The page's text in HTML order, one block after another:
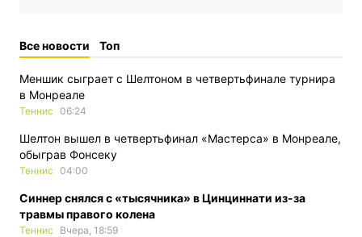
Все новости Топ
Меншик сыграет с Шелтоном в четвертьфинале турнира
в Монреале
Теннис 06:24
Шелтон вышел в четвертьфинал «Мастерса» в Монреале,
обыграв Фонсеку
Теннис 04:00
Синнер снялся с «тысячника» в Цинциннати из-за
травмы правого колена
Теннис Вчера, 18:59